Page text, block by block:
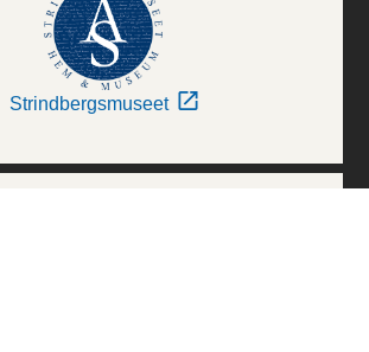
Strindbergsmuseet